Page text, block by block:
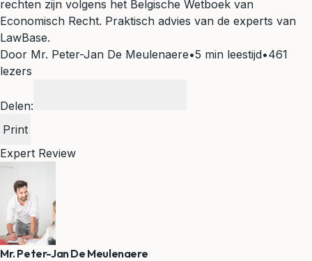
rechten zijn volgens het Belgische Wetboek van
Economisch Recht. Praktisch advies van de experts van
LawBase.
Door Mr. Peter-Jan De Meulenaere•5 min leestijd•461
lezers
Delen:
Print
Expert Review
Mr. Peter-Jan De Meulenaere